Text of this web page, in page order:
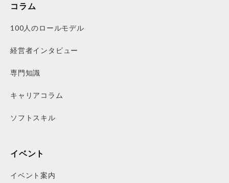
コラム
100人のロールモデル
経営者インタビュー
専門知識
キャリアコラム
ソフトスキル
イベント
イベント案内